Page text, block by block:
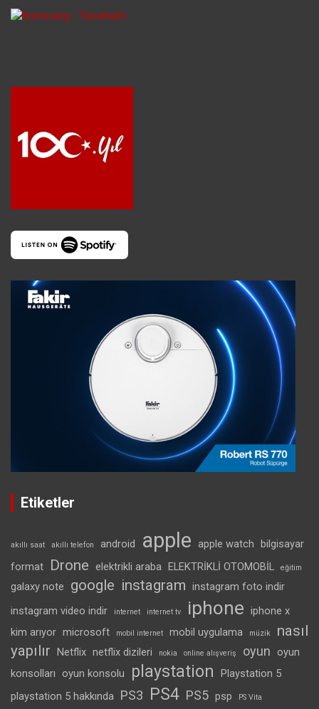
Etiketler
akıllı saat akıllı telefon android apple apple watch bilgisayar
format
Drone elektrikli araba ELEKTRİKLİ OTOMOBİL eğitim
galaxy note google instagram instagram foto indir
instagram video indir
internet internet tv iphone iphone x
kim arıyor microsoft mobil internet mobil uygulama müzik
nasıl
yapılır Netflix netflix dizileri nokia online alışveriş oyun
oyun
konsolları
oyun konsolu playstation
Playstation 5
playstation 5 hakkında PS3 PS4 PS5 psp PS Vita